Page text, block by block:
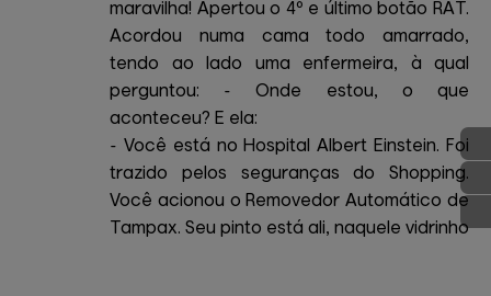
maravilha! Apertou o 4º e último botão RAT.
Acordou numa cama todo amarrado,
tendo ao lado uma enfermeira, à qual
perguntou: - Onde estou, o que
aconteceu? E ela:
- Você está no Hospital Albert Einstein. Foi
trazido pelos seguranças do Shopping.
Você acionou o Removedor Automático de
Tampax. Seu pinto está ali, naquele vidrinho